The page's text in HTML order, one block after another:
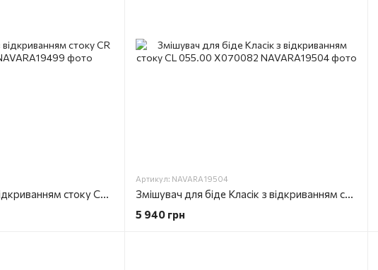
Змішувач для біде з відкриванням стоку CR 055.00 X070055
Артикул: NAVARA19504
Змішувач для біде Класік з відкриванням стоку CL 055.00 X070082
5 940 грн